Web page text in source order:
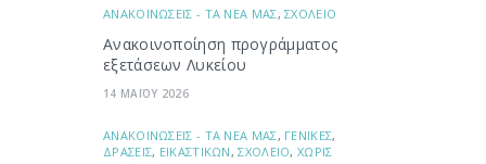
ΑΝΑΚΟΙΝΩΣΕΙΣ - ΤΑ ΝΕΑ ΜΑΣ,ΣΧΟΛΕΙΟ
Ανακοινοποίηση προγράμματος
εξετάσεων Λυκείου
14 ΜΑΪΟΥ 2026
ΑΝΑΚΟΙΝΩΣΕΙΣ - ΤΑ ΝΕΑ ΜΑΣ, ΓΕΝΙΚΕΣ,
ΔΡΑΣΕΙΣ, ΕΙΚΑΣΤΙΚΩΝ ,ΣΧΟΛΕΙΟ,ΧΩΡΙΣ